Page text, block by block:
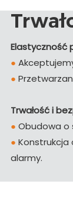
Elastyczność
●
●
Trwałość i
● Obudowa o
● Konstrukcja
alarmy.